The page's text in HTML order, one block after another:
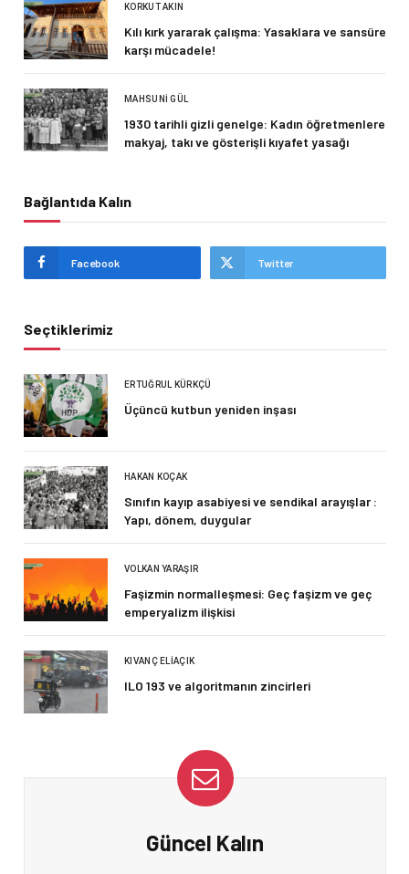
KORKUT AKIN
Kılı kırk yararak çalışma: Yasaklara ve sansüre
karşı mücadele!
MAHSUNI GÜL
1930 tarihli gizli genelge: Kadın öğretmenlere
makyaj, takı ve gösterişli kıyafet yasağı
Bağlantıda Kalın
Facebook Twitter
Seçtiklerimiz
ERTUĞRUL KÜRKÇÜ
Üçüncü kutbun yeniden inşası
HAKAN KOÇAK
Sınıfın kayıp asabiyesi ve sendikal arayışlar :
Yapı, dönem, duygular
VOLKAN YARAŞIR
Faşizmin normalleşmesi: Geç faşizm ve geç
emperyalizm ilişkisi
KIVANÇ ELIAÇIK
ILO 193 ve algoritmanın zincirleri
Güncel Kalın